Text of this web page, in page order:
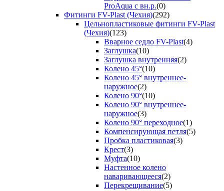
ProAqua с вн.р.(0)
Фитинги FV-Plast (Чехия)(292)
Цельнопластиковые фитинги FV-Plast
(Чехия)(123)
Вварное седло FV-Plast(4)
Заглушка(10)
Заглушка внутренняя(2)
Колено 45°(10)
Колено 45° внутреннее-
наружное(2)
Колено 90°(10)
Колено 90° внутреннее-
наружное(3)
Колено 90° переходное(1)
Компенсирующая петля(5)
Пробка пластиковая(3)
Крест(3)
Муфта(10)
Настенное колено
наваривающееся(2)
Перекрещивание(5)